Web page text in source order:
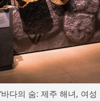
바다의 숨: 제주 해녀, 여